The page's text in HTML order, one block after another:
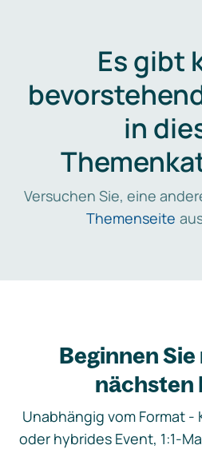
Es gibt
in
Versuchen Sie, eine
Themenseite
Beginnen
nächsten
Unabhängig vom Format
oder hybrides Event, 1:1-